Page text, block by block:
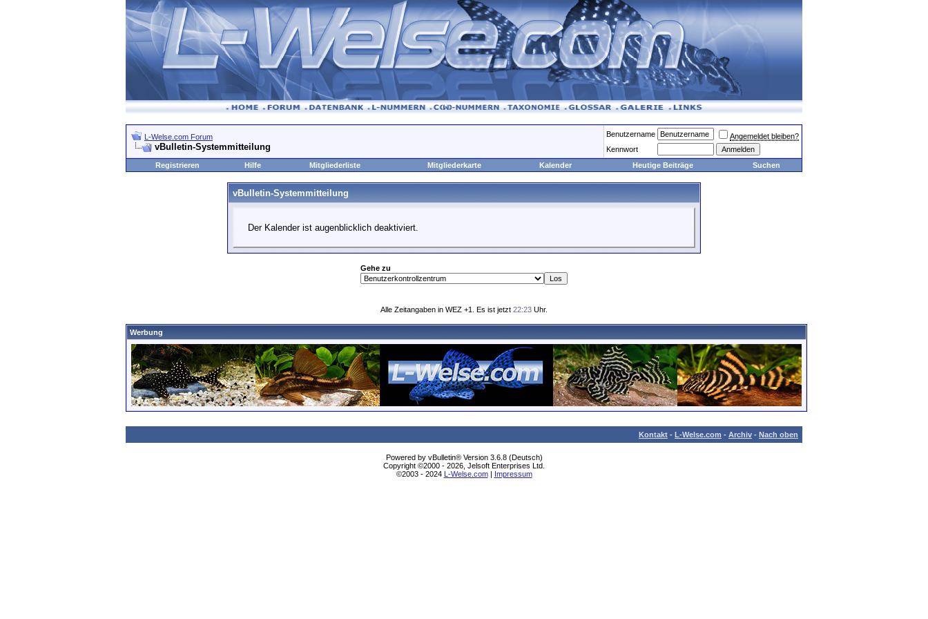
L-Welse.com Forum
vBulletin-Systemmitteilung
Benutzername
Angemeldet bleiben?
Kennwort
Registrieren
Hilfe Mitgliederliste Mitgliederkarte Kalender Heutige Beiträge Suchen
vBulletin-Systemmitteilung
Der Kalender ist augenblicklich deaktiviert.
Gehe zu
Alle Zeitangaben in WEZ +1. Es ist jetzt 22:23 Uhr.
Werbung
Kontakt - L-Welse.com - Archiv - Nach oben
Powered by vBulletin® Version 3.6.8 (Deutsch)
Copyright ©2000 - 2026, Jelsoft Enterprises Ltd.
©2003 - 2024 L-Welse.com| Impressum